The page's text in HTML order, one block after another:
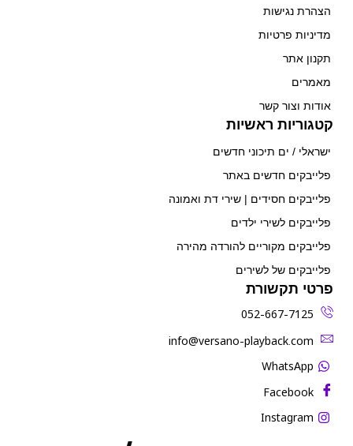
הצהרת נגישות
מדיניות פרטיות
תקנון אתר
מאמרים
אודות וצור קשר
קטגוריות ראשיות
ישראלי / ים תיכוני חדשים
פלייבקים חדשים באתר
פלייבקים חסידים | שירי דת ואמונה
פלייבקים לשירי ילדים
פלייבקים מקוריים להורדה מהירה
פלייבקים של לשירים
פרטי תקשורת
052-667-7125
‫info@versano-playback.com‬
WhatsApp
Facebook
Instagram